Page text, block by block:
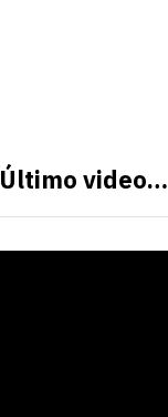
Último video…